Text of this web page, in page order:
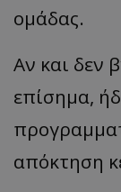
ομάδας.
Αν και δεν
επίσημα,
απόκτηση